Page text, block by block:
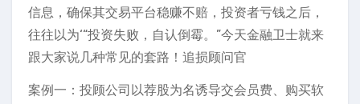
信息，确保其交易平台稳赚不赔，投资者亏钱之后，
往往以为‘“投资失败，自认倒霉。”今天金融卫士就来
跟大家说几种常见的套路！追损顾问官
案例一：投顾公司以荐股为名诱导交会员费、购买软